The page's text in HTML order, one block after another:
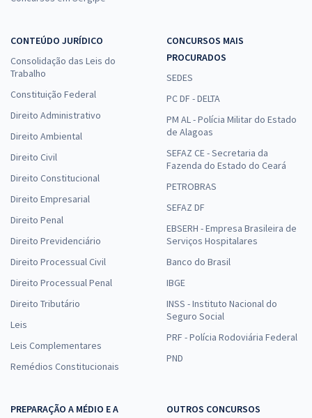
CONTEÚDO JURÍDICO
Consolidação das Leis do
Trabalho
Constituição Federal
Direito Administrativo
Direito Ambiental
Direito Civil
Direito Constitucional
Direito Empresarial
Direito Penal
Direito Previdenciário
Direito Processual Civil
Direito Processual Penal
Direito Tributário
Leis
Leis Complementares
Remédios Constitucionais
CONCURSOS MAIS
PROCURADOS
SEDES
PC DF - DELTA
PM AL - Polícia Militar do Estado
de Alagoas
SEFAZ CE - Secretaria da
Fazenda do Estado do Ceará
PETROBRAS
SEFAZ DF
EBSERH - Empresa Brasileira de
Serviços Hospitalares
Banco do Brasil
IBGE
INSS - Instituto Nacional do
Seguro Social
PRF - Polícia Rodoviária Federal
PND
PREPARAÇÃO A MÉDIO E A
OUTROS CONCURSOS